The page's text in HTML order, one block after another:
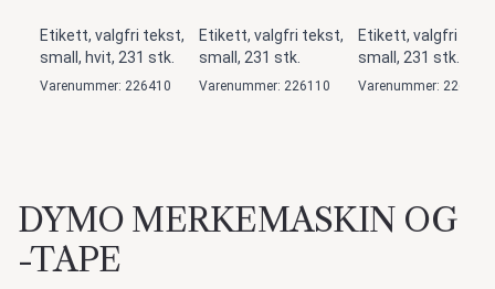
Etikett, valgfri tekst,
small, hvit, 231 stk.
Varenummer: 226410
Etikett, valgfri tekst,
small, 231 stk.
Varenummer: 226110
Etikett, valgfri
small, 231 stk.
Varenummer: 226220
DYMO MERKEMASKIN OG
-TAPE